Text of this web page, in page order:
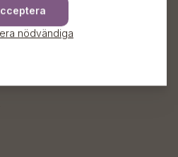
nödvändiga